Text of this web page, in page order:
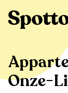
Onze-